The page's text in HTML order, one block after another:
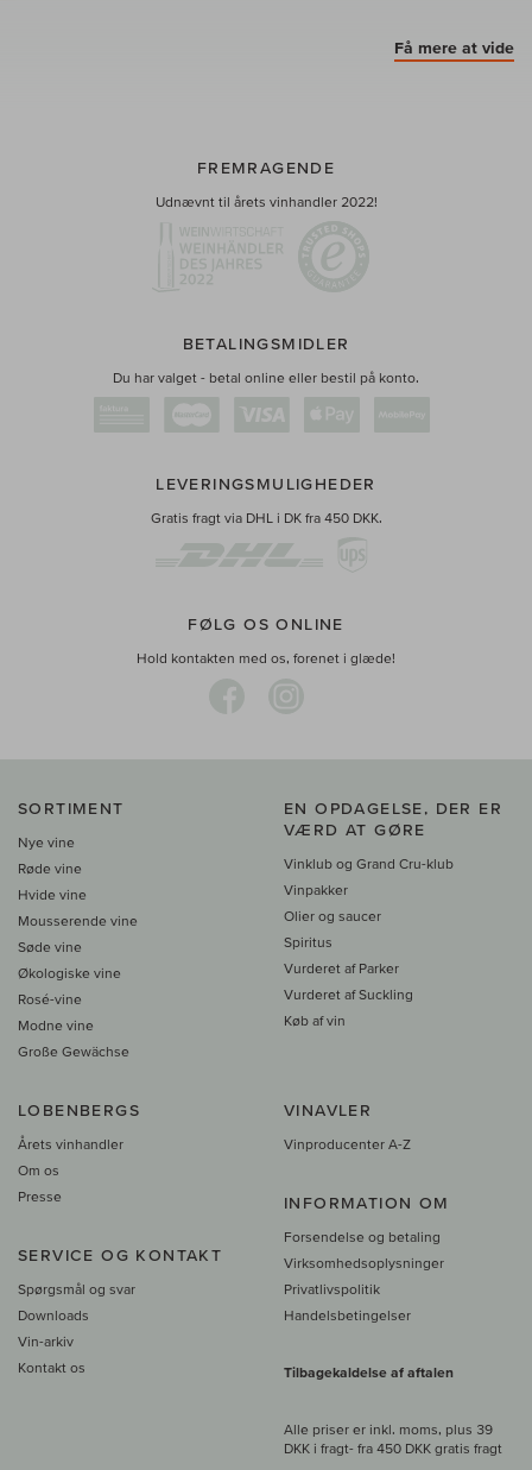
Få mere at vide
FREMRAGENDE
Udnævnt til årets vinhandler 2022!
BETALINGSMIDLER
Du har valget - betal online eller bestil på konto.
LEVERINGSMULIGHEDER
Gratis fragt via DHL i DK fra 450 DKK.
FØLG OS ONLINE
Hold kontakten med os, forenet i glæde!
SORTIMENT
Nye vine
Røde vine
Hvide vine
Mousserende vine
Søde vine
Økologiske vine
Rosé-vine
Modne vine
Große Gewächse
EN OPDAGELSE, DER ER
VÆRD AT GØRE
Vinklub og Grand Cru-klub
Vinpakker
Olier og saucer
Spiritus
Vurderet af Parker
Vurderet af Suckling
Køb af vin
LOBENBERGS
Årets vinhandler
Om os
Presse
SERVICE OG KONTAKT
Spørgsmål og svar
Downloads
Vin-arkiv
Kontakt os
VINAVLER
Vinproducenter A-Z
INFORMATION OM
Forsendelse og betaling
Virksomhedsoplysninger
Privatlivspolitik
Handelsbetingelser
Tilbagekaldelse af aftalen
Alle priser er inkl. moms, plus 39
DKK i fragt- fra 450 DKK gratis fragt